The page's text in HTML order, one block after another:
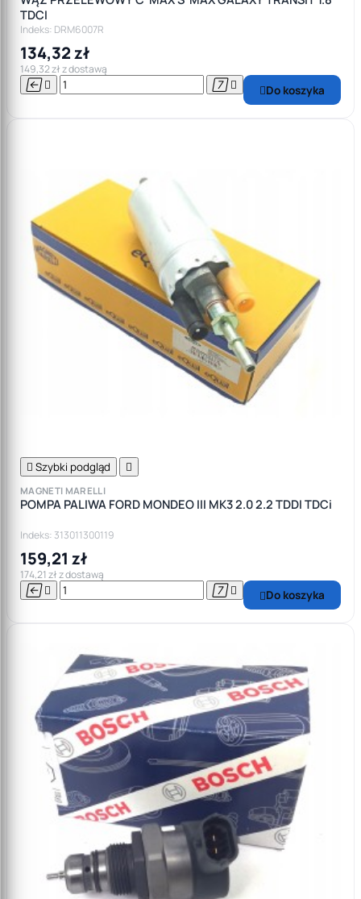
TDCI
Indeks: DRM6007R
134,32 zł
149,32 zł z dostawą
    Do koszyka
 Szybki podgląd 
MAGNETI MARELLI
POMPA PALIWA FORD MONDEO III MK3 2.0 2.2 TDDI TDCi
Indeks: 313011300119
159,21 zł
174,21 zł z dostawą
    Do koszyka